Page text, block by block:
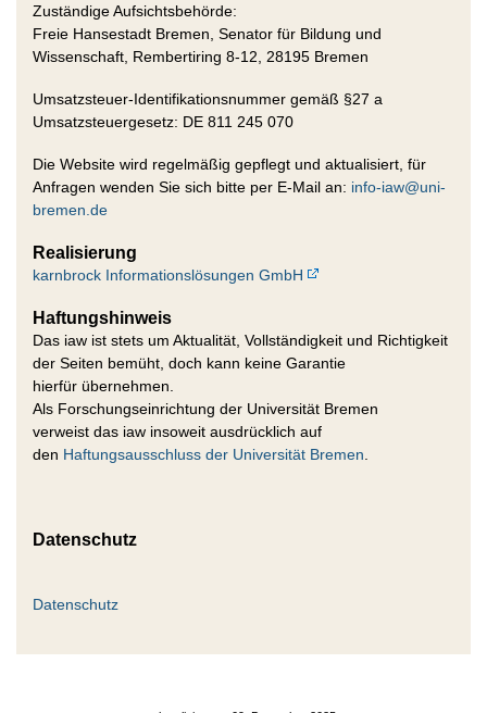
Zuständige Aufsichtsbehörde:
Freie Hansestadt Bremen, Senator für Bildung und
Wissenschaft, Rembertiring 8-12, 28195 Bremen
Umsatzsteuer-Identifikationsnummer gemäß §27 a
Umsatzsteuergesetz: DE 811 245 070
Die Website wird regelmäßig gepflegt und aktualisiert, für
Anfragen wenden Sie sich bitte per E-Mail an: info-iaw@uni-
bremen.de
Realisierung
karnbrock Informationslösungen GmbH
Haftungshinweis
Das iaw ist stets um Aktualität, Vollständigkeit und Richtigkeit
der Seiten bemüht, doch kann keine Garantie
hierfür übernehmen.
Als Forschungseinrichtung der Universität Bremen
verweist das iaw insoweit ausdrücklich auf
den Haftungsausschluss der Universität Bremen
Datenschutz
Datenschutz